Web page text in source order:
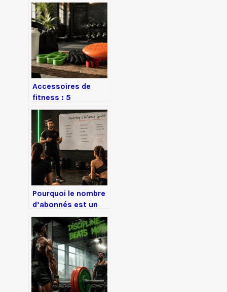
Accessoires de
fitness : 5
équipements
essentiels à moins
de 40 € pour
muscler votre
routine à domicile
Pourquoi le nombre
d’abonnés est un
piège pour vos
campagnes avec
des blogueurs
sportifs